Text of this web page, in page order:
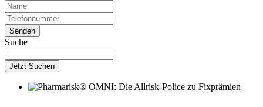
Suche
Jetzt Suchen